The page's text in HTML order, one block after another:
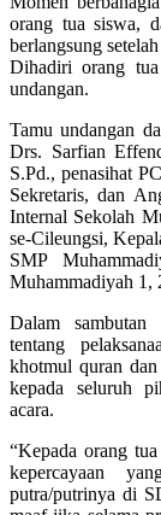
orang tua siswa,
berlangsung
Dihadiri orang
undangan.
Tamu undangan
Drs. Sarfian
S.Pd., penasihat
Sekretaris, dan
Internal Sekolah
se-Cileungsi,
SMP
Muhammadiyah 1,
Dalam sambutan
tentang
khotmul quran
kepada seluruh
acara.
“Kepada orang
kepercayaan
putra/putrinya di